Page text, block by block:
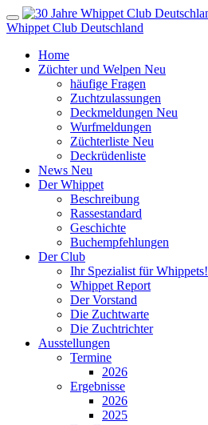
Whippet Club Deutschland
Home
Züchter und Welpen Neu
häufige Fragen
Zuchtzulassungen
Deckmeldungen Neu
Wurfmeldungen
Züchterliste Neu
Deckrüdenliste
News Neu
Der Whippet
Beschreibung
Rassestandard
Geschichte
Buchempfehlungen
Der Club
Ihr Spezialist für Whippets!
Whippet Report
Der Vorstand
Die Zuchtwarte
Die Zuchtrichter
Ausstellungen
Termine
2026
Ergebnisse
2026
2025